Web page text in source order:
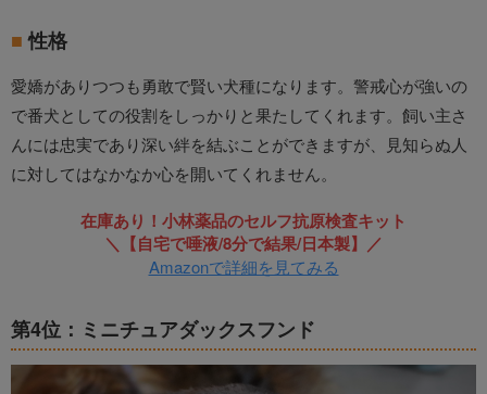
性格
愛嬌がありつつも勇敢で賢い犬種になります。警戒心が強いの
で番犬としての役割をしっかりと果たしてくれます。飼い主さ
んには忠実であり深い絆を結ぶことができますが、見知らぬ人
に対してはなかなか心を開いてくれません。
在庫あり！小林薬品のセルフ抗原検査キット
＼【自宅で唾液/8分で結果/日本製】／
Amazonで詳細を見てみる
第4位：ミニチュアダックスフンド